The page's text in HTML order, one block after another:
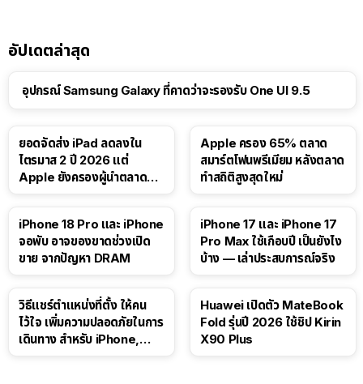
อัปเดตล่าสุด
อุปกรณ์ Samsung Galaxy ที่คาดว่าจะรองรับ One UI 9.5
ยอดจัดส่ง iPad ลดลงใน
ไตรมาส 2 ปี 2026 แต่
Apple ยังครองผู้นำตลาด
Apple ครอง 65% ตลาด
สมาร์ตโฟนพรีเมียม หลังตลาด
ทำสถิติสูงสุดใหม่
iPhone 18 Pro และ iPhone
จอพับ อาจของขาดช่วงเปิด
ขาย จากปัญหา DRAM
iPhone 17 และ iPhone 17
Pro Max ใช้เกือบปี เป็นยังไง
บ้าง — เล่าประสบการณ์จริง
วิธีแชร์ตำแหน่งที่ตั้ง ให้คน
ไว้ใจ เพิ่มความปลอดภัยในการ
เดินทาง สำหรับ iPhone,
Huawei เปิดตัว MateBook
Fold รุ่นปี 2026 ใช้ชิป Kirin
X90 Plus